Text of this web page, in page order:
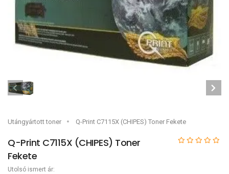
Utángyártott toner Q-Print C7115X (CHIPES) Toner Fekete
Q-Print C7115X (CHIPES) Toner
Fekete
Utolsó ismert ár: